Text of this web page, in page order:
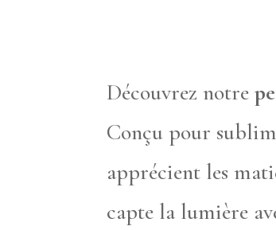
Découvrez notre
Conçu pour
apprécient les
capte la lumière